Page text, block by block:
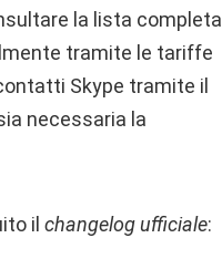
la lista completa
tramite le tariffe
Skype tramite il
necessaria la
ilchangelog ufficiale: